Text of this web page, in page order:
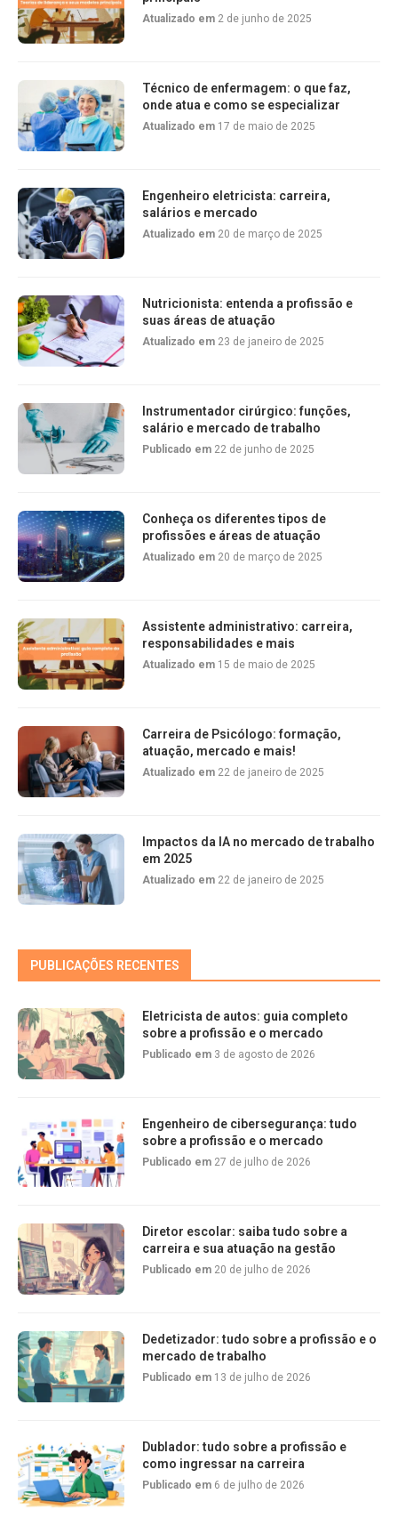
Atualizado em 2 de junho de 2025
Técnico de enfermagem: o que faz,
onde atua e como se especializar
Atualizado em 17 de maio de 2025
Engenheiro eletricista: carreira,
salários e mercado
Atualizado em 20 de março de 2025
Nutricionista: entenda a profissão e
suas áreas de atuação
Atualizado em 23 de janeiro de 2025
Instrumentador cirúrgico: funções,
salário e mercado de trabalho
Publicado em 22 de junho de 2025
Conheça os diferentes tipos de
profissões e áreas de atuação
Atualizado em 20 de março de 2025
Assistente administrativo: carreira,
responsabilidades e mais
Atualizado em 15 de maio de 2025
Carreira de Psicólogo: formação,
atuação, mercado e mais!
Atualizado em 22 de janeiro de 2025
Impactos da IA no mercado de trabalho
em 2025
Atualizado em 22 de janeiro de 2025
PUBLICAÇÕES RECENTES
Eletricista de autos: guia completo
sobre a profissão e o mercado
Publicado em 3 de agosto de 2026
Engenheiro de cibersegurança: tudo
sobre a profissão e o mercado
Publicado em 27 de julho de 2026
Diretor escolar: saiba tudo sobre a
carreira e sua atuação na gestão
Publicado em 20 de julho de 2026
Dedetizador: tudo sobre a profissão e o
mercado de trabalho
Publicado em 13 de julho de 2026
Dublador: tudo sobre a profissão e
como ingressar na carreira
Publicado em 6 de julho de 2026